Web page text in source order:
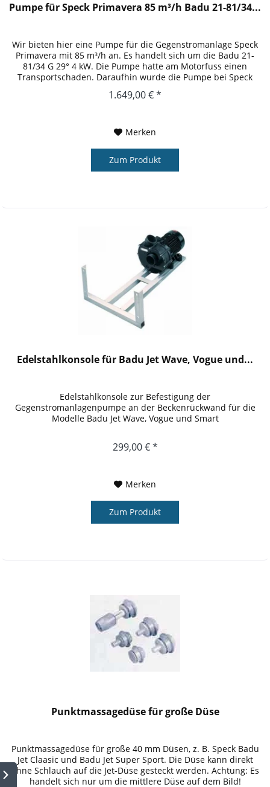
Pumpe für Speck Primavera 85 m³/h Badu 21-81/34...
Wir bieten hier eine Pumpe für die Gegenstromanlage Speck
Primavera mit 85 m³/h an. Es handelt sich um die Badu 21-
81/34 G 29° 4 kW. Die Pumpe hatte am Motorfuss einen
Transportschaden. Daraufhin wurde die Pumpe bei Speck
geprüft und ein...
1.649,00 € *
Merken
Zum Produkt
Edelstahlkonsole für Badu Jet Wave, Vogue und...
Edelstahlkonsole zur Befestigung der
Gegenstromanlagenpumpe an der Beckenrückwand für die
Modelle Badu Jet Wave, Vogue und Smart
299,00 € *
Merken
Zum Produkt
Punktmassagedüse für große Düse
Punktmassagedüse für große 40 mm Düsen, z. B. Speck Badu
Jet Claasic und Badu Jet Super Sport. Die Düse kann direkt
ohne Schlauch auf die Jet-Düse gesteckt werden. Achtung: Es
handelt sich nur um die mittlere Düse auf dem Bild!